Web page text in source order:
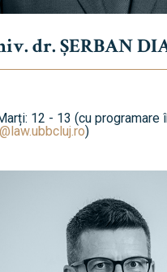
dr. ȘERBAN
12 - 13 (cu programare
)